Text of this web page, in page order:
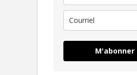
M'abonner